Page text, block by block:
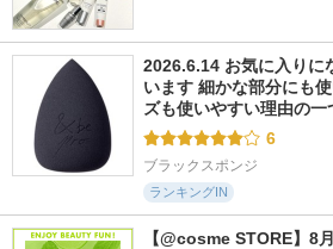
2026.6.14 お気に入りに
います 細かな部分にも
ズも使いやすい理由の
6
ブラックスポンジ
ランキングIN
【@cosme STORE】8